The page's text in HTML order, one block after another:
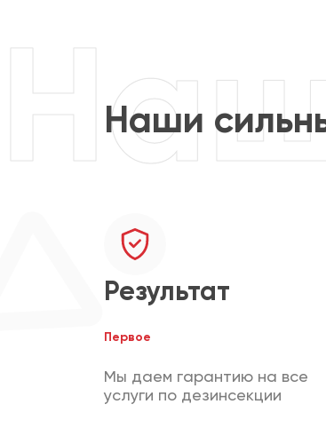
Наши
Результат
Первое
Мы даем гарантию на все
услуги по дезинсекции